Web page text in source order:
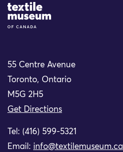
Site Logo
55 Centre Avenue
Toronto, Ontario
M5G 2H5
Get Directions
Tel: (416) 599-5321
Email: info@textilemuseum.ca